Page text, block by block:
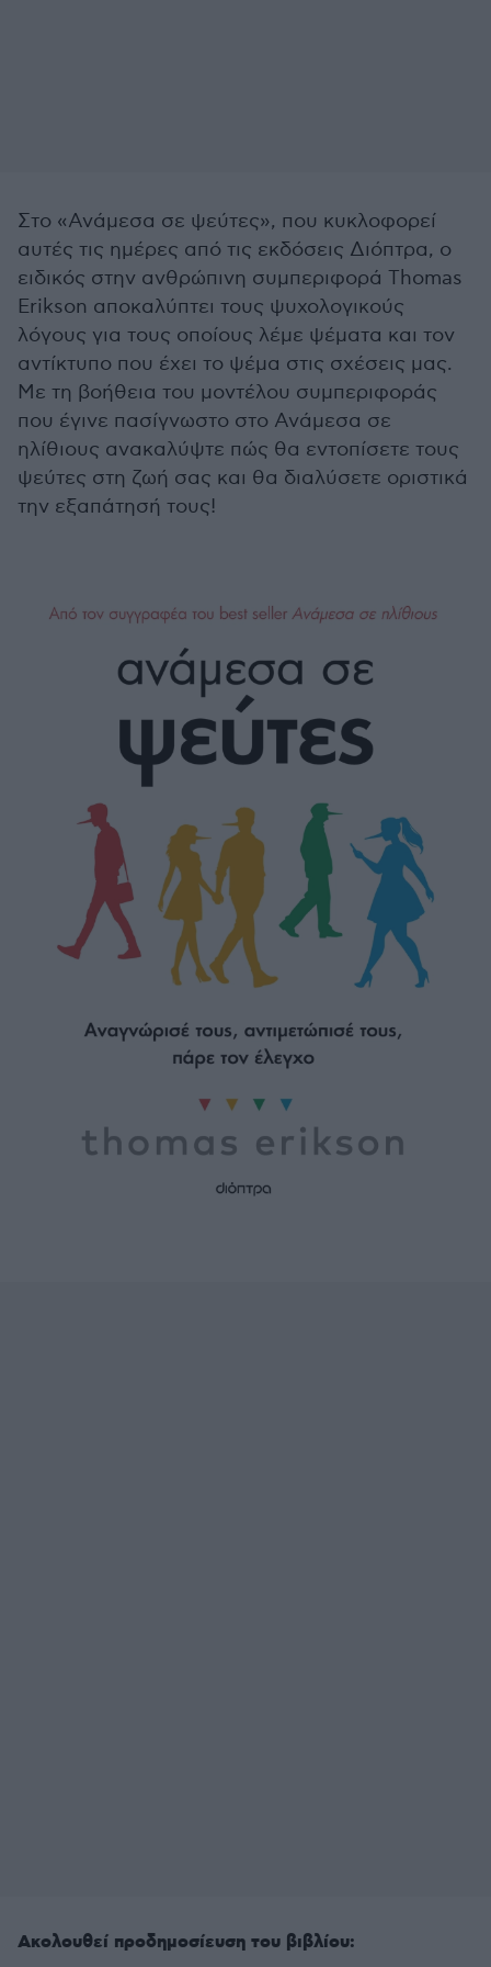
Στο «Ανάμεσα σε ψεύτες», που κυκλοφορεί
αυτές τις ημέρες από τις εκδόσεις Διόπτρα, ο
ειδικός στην ανθρώπινη συμπεριφορά Thomas
Erikson αποκαλύπτει τους ψυχολογικούς
λόγους για τους οποίους λέμε ψέματα και τον
αντίκτυπο που έχει το ψέμα στις σχέσεις μας.
Με τη βοήθεια του μοντέλου συμπεριφοράς
που έγινε πασίγνωστο στο Ανάμεσα σε
ηλίθιους ανακαλύψτε πώς θα εντοπίσετε τους
ψεύτες στη ζωή σας και θα διαλύσετε οριστικά
την εξαπάτησή τους!
Ακολουθεί προδημοσίευση του βιβλίου: